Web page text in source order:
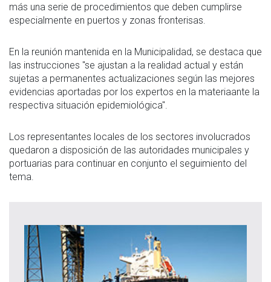
más una serie de procedimientos que deben cumplirse
especialmente en puertos y zonas fronterisas.
En la reunión mantenida en la Municipalidad, se destaca que
las instrucciones "se ajustan a la realidad actual y están
sujetas a permanentes actualizaciones según las mejores
evidencias aportadas por los expertos en la materiaante la
respectiva situación epidemiológica".
Los representantes locales de los sectores involucrados
quedaron a disposición de las autoridades municipales y
portuarias para continuar en conjunto el seguimiento del
tema.